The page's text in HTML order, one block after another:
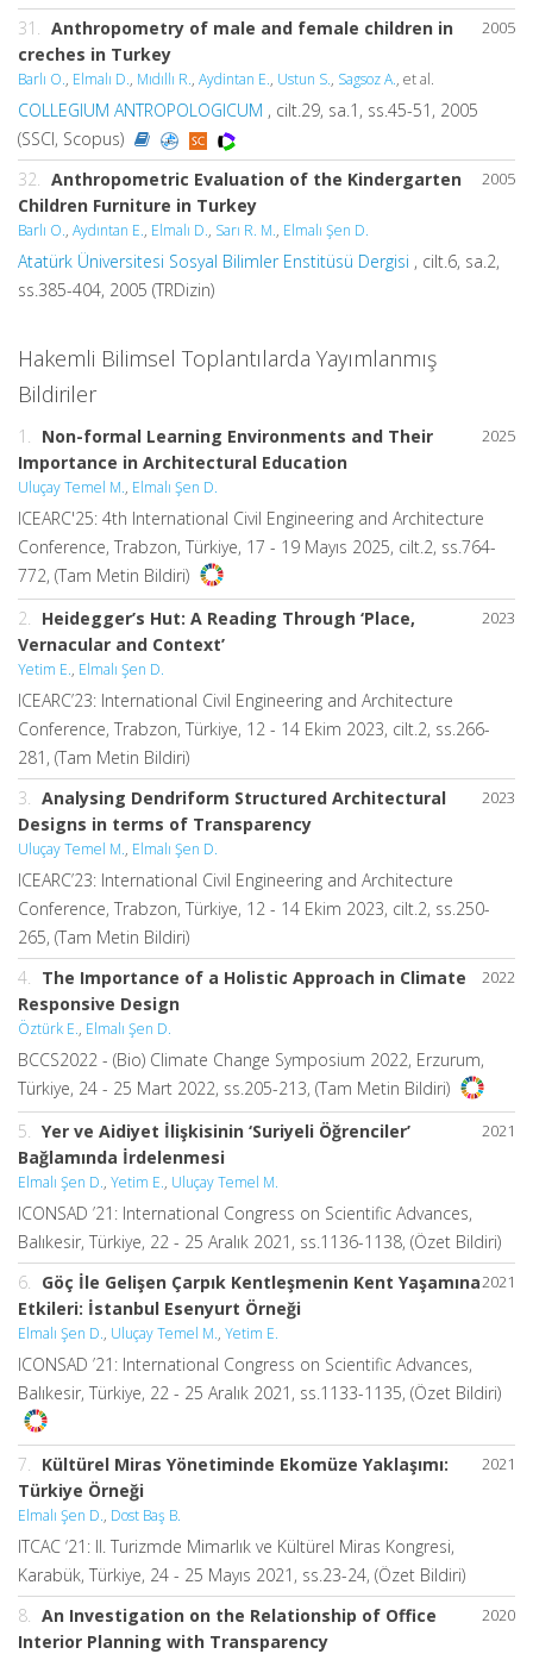
2005
31. Anthropometry of male and female children in
creches in Turkey
Barlı O., Elmalı D., Mıdıllı R., Aydintan E., Ustun S., Sagsoz A., et al.
COLLEGIUM ANTROPOLOGICUM , cilt.29, sa.1, ss.45-51, 2005
(SSCI, Scopus)
2005
32. Anthropometric Evaluation of the Kindergarten
Children Furniture in Turkey
Barlı O., Aydıntan E., Elmalı D., Sarı R. M., Elmalı Şen D.
Atatürk Üniversitesi Sosyal Bilimler Enstitüsü Dergisi , cilt.6, sa.2,
ss.385-404, 2005 (TRDizin)
Hakemli Bilimsel Toplantılarda Yayımlanmış
Bildiriler
2025
1. Non-formal Learning Environments and Their
Importance in Architectural Education
Uluçay Temel M., Elmalı Şen D.
ICEARC'25: 4th International Civil Engineering and Architecture
Conference, Trabzon, Türkiye, 17 - 19 Mayıs 2025, cilt.2, ss.764-
772, (Tam Metin Bildiri)
2023
2. Heidegger’s Hut: A Reading Through ‘Place,
Vernacular and Context’
Yetim E., Elmalı Şen D.
ICEARC’23: International Civil Engineering and Architecture
Conference, Trabzon, Türkiye, 12 - 14 Ekim 2023, cilt.2, ss.266-
281, (Tam Metin Bildiri)
2023
3. Analysing Dendriform Structured Architectural
Designs in terms of Transparency
Uluçay Temel M., Elmalı Şen D.
ICEARC’23: International Civil Engineering and Architecture
Conference, Trabzon, Türkiye, 12 - 14 Ekim 2023, cilt.2, ss.250-
265, (Tam Metin Bildiri)
2022
4. The Importance of a Holistic Approach in Climate
Responsive Design
Öztürk E., Elmalı Şen D.
BCCS2022 - (Bio) Climate Change Symposium 2022, Erzurum,
Türkiye, 24 - 25 Mart 2022, ss.205-213, (Tam Metin Bildiri)
2021
5.
Yer ve Aidiyet İlişkisinin ‘Suriyeli Öğrenciler’
Bağlamında İrdelenmesi
Elmalı Şen D., Yetim E., Uluçay Temel M.
ICONSAD ’21: International Congress on Scientific Advances,
Balıkesir, Türkiye, 22 - 25 Aralık 2021, ss.1136-1138, (Özet Bildiri)
2021
6.
Göç İle Gelişen Çarpık Kentleşmenin Kent Yaşamına
Etkileri: İstanbul Esenyurt Örneği
Elmalı Şen D., Uluçay Temel M., Yetim E.
ICONSAD ’21: International Congress on Scientific Advances,
Balıkesir, Türkiye, 22 - 25 Aralık 2021, ss.1133-1135, (Özet Bildiri)
2021
7.
Kültürel Miras Yönetiminde Ekomüze Yaklaşımı:
Türkiye Örneği
Elmalı Şen D., Dost Baş B.
ITCAC ‘21: II. Turizmde Mimarlık ve Kültürel Miras Kongresi,
Karabük, Türkiye, 24 - 25 Mayıs 2021, ss.23-24, (Özet Bildiri)
2020
8.
An Investigation on the Relationship of Office
Interior Planning with Transparency